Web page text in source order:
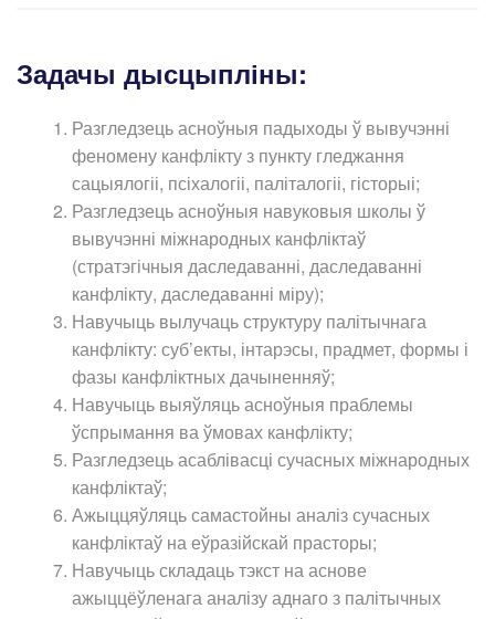
Задачы дысцыпліны:
Разгледзець асноўныя падыходы ў вывучэнні
феномену канфлікту з пункту гледжання
сацыялогіі, псіхалогіі, паліталогіі, гісторыі;
Разгледзець асноўныя навуковыя школы ў
вывучэнні міжнародных канфліктаў
(стратэгічныя даследаванні, даследаванні
канфлікту, даследаванні міру);
Навучыць вылучаць структуру палітычнага
канфлікту: суб’екты, інтарэсы, прадмет, формы і
фазы канфліктных дачыненняў;
Навучыць выяўляць асноўныя праблемы
ўспрымання ва ўмовах канфлікту;
Разгледзець асаблівасці сучасных міжнародных
канфліктаў;
Ажыццяўляць самастойны аналіз сучасных
канфліктаў на еўразійскай прасторы;
Навучыць складаць тэкст на аснове
ажыццёўленага аналізу аднаго з палітычных